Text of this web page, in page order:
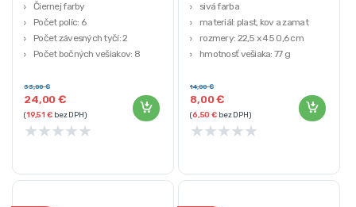
Čiernej farby
Počet políc: 6
Počet závesných tyčí: 2
Počet bočných vešiakov: 8
24,00€
33,00€
(19,51€bez DPH)
★★★★★
sivá farba
materiál: plast, kov a zamat
rozmery: 22,5 x 45 0,6 cm
hmotnosť vešiaka: 77 g
8,00€
14,00€
(6,50€ bez DPH)
★★★★★